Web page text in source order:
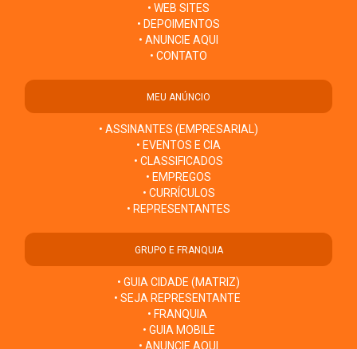
• WEB SITES
• DEPOIMENTOS
• ANUNCIE AQUI
• CONTATO
MEU ANÚNCIO
• ASSINANTES (EMPRESARIAL)
• EVENTOS E CIA
• CLASSIFICADOS
• EMPREGOS
• CURRÍCULOS
• REPRESENTANTES
GRUPO E FRANQUIA
• GUIA CIDADE (MATRIZ)
• SEJA REPRESENTANTE
• FRANQUIA
• GUIA MOBILE
• ANUNCIE AQUI